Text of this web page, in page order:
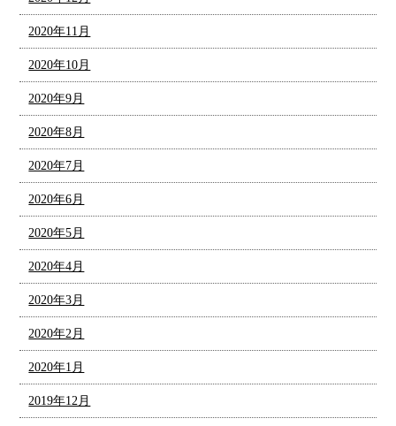
2020年11月
2020年10月
2020年9月
2020年8月
2020年7月
2020年6月
2020年5月
2020年4月
2020年3月
2020年2月
2020年1月
2019年12月